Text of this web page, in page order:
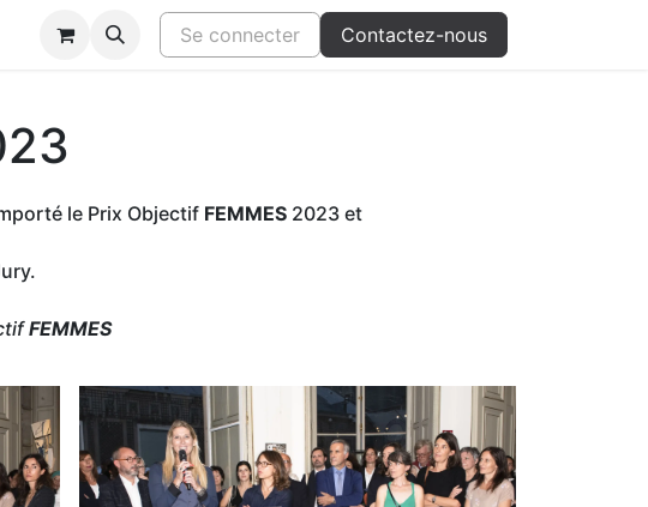
Candidatures Se connecter Contactez-nous
le Prix Objectif FEMMES 2023 et
FEMMES